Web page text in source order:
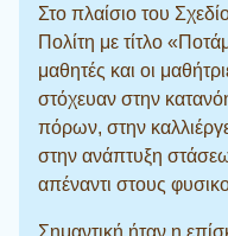
Στο πλαίσιο του
Πολίτη με τίτλο
μαθητές και οι
στόχευαν στην
πόρων, στην
στην ανάπτυξη
απέναντι στους
Σημαντική ήταν η